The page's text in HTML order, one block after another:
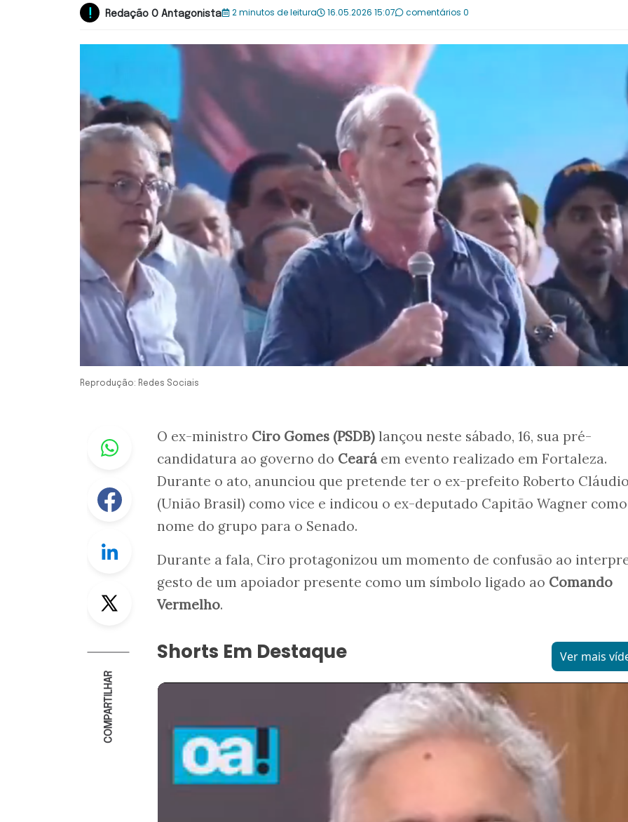
Redação O Antagonista 2 minutos de leitura 16.05.2026 15:07 comentários 0
Reprodução: Redes Sociais
Whastapp
Facebook
Twitter
COMPARTILHAR
O ex-ministro Ciro Gomes (PSDB) lançou neste sábado, 16, sua pré-
candidatura ao governo do Ceará em evento realizado em Fortaleza.
Durante o ato, anunciou que pretende ter o ex-prefeito Roberto
(União Brasil) como vice e indicou o ex-deputado Capitão Wagner como
nome do grupo para o Senado.
Durante a fala, Ciro protagonizou um momento de confusão ao
gesto de um apoiador presente como um símbolo ligado ao Comando
Vermelho.
Shorts Em Destaque Ver mais